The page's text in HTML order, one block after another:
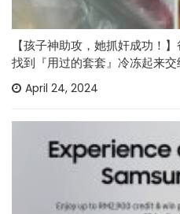
【孩子神助攻，她抓奸成功！
找到『用过的套套』冷冻起来交
April 24, 2024